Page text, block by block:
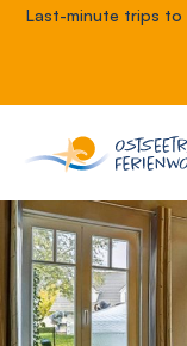
Last-minute trips